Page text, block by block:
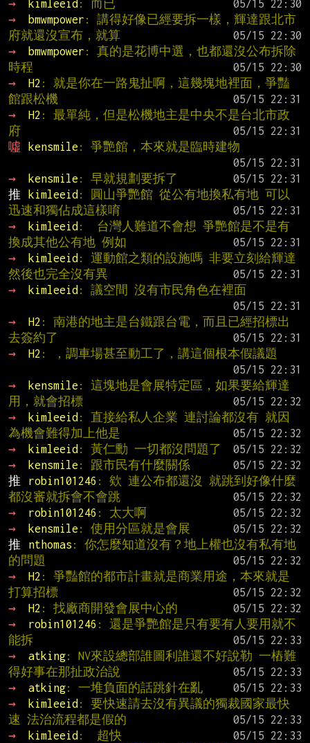
→ kimleeid : 而已
→
bmwmpower : 講得好像已經要拆一樣，輝達跟北市
府就還沒宣布，就算
→
bmwmpower : 真的是花博中選，也都還沒公布拆除
時程
→
H2 : 就是你在一路鬼扯啊，這幾塊地裡面，爭豔
館跟松機
→
H2 : 最單純，但是松機地主是中央不是台北市政
府
噓
kensmile : 爭艷館，本來就是臨時建物
→
kensmile : 早就規劃要拆了
推
kimleeid : 圓山爭艷館 從公有地換私有地 可以
迅速和獨佔成這樣唷
→
kimleeid :  台灣人難道不會想 爭艷館是不是有
換成其他公有地 例如
→
kimleeid : 運動館之類的設施嗎 非要立刻給輝達
然後也完全沒有異
→
kimleeid : 議空間 沒有市民角色在裡面
→
H2 : 南港的地主是台鐵跟台電，而且已經招標出
去簽約了
→
H2 : ，調車場甚至動工了，講這個根本假議題
→
kensmile : 這塊地是會展特定區，如果要給輝達
用，就會招標
→
kimleeid : 直接給私人企業 連討論都沒有 就因
為機會難得加上他是
→
kimleeid : 黃仁勳 一切都沒問題了
→
kensmile : 跟市民有什麼關係
推
robin101246 : 欸 連公布都還沒 就跳到好像什麼
都沒審就拆會不會跳
→
robin101246 : 太大啊
→
kensmile : 使用分區就是會展
推
nthomas : 你怎麼知道沒有？地上權也沒有私有地
的問題
→
H2 : 爭豔館的都市計畫就是商業用途，本來就是
打算招標
→
H2 : 找廠商開發會展中心的
→
robin101246 : 還是爭艷館是只有要有人要用就不
能拆
→
atking: NV來設總部誰圖利誰還不好說勒 一樁難
得好事在那扯政治說
→
atking: 一堆負面的話跳針在亂
→
kimleeid : 要快速請去沒有異議的獨裁國家最快
速 法治流程都是假的
→
kimleeid :  超快